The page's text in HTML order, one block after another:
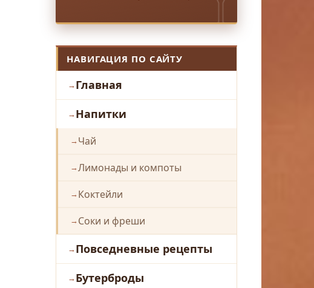
НАВИГАЦИЯ ПО САЙТУ
Главная
Напитки
Чай
Лимонады и компоты
Коктейли
Соки и фреши
Повседневные рецепты
Бутерброды